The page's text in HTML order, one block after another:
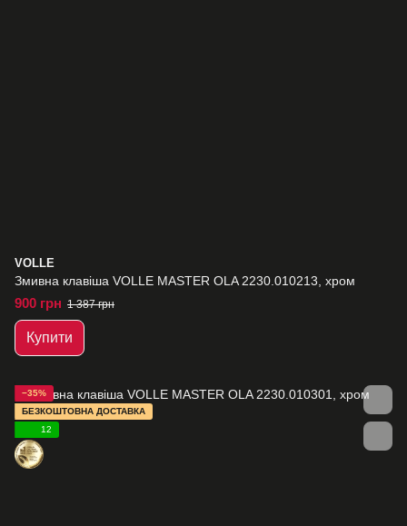
VOLLE
Змивна клавіша VOLLE MASTER OLA 2230.010213, хром
900 грн 1 387 грн
Купити
−35%
БЕЗКОШТОВНА ДОСТАВКА
12